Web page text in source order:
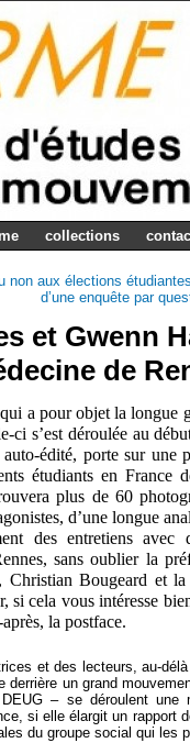
collections
non aux élections
d’une enquête par
et Gwenn
de
a pour objet la longue
s’est déroulée au
édité, porte sur une
étudiants en France
plus de 60
d’une longue
des entretiens avec
sans oublier la
Christian Bougeard et
si cela vous intéresse
la postface.
et des lecteurs, au-
un grand
– se déroulent une
si elle élargit un rapport
du groupe social qui les